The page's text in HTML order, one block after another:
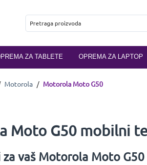
ZA TABLETE OPREMA ZA LAPTOP
Motorola / Motorola Moto G50
Moto G50 mobilni
vaš Motorola Moto G50